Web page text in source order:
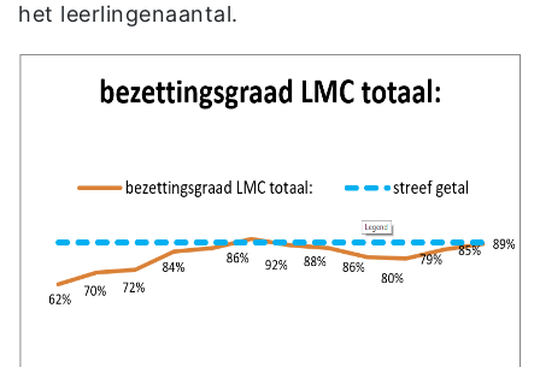
het leerlingenaantal.